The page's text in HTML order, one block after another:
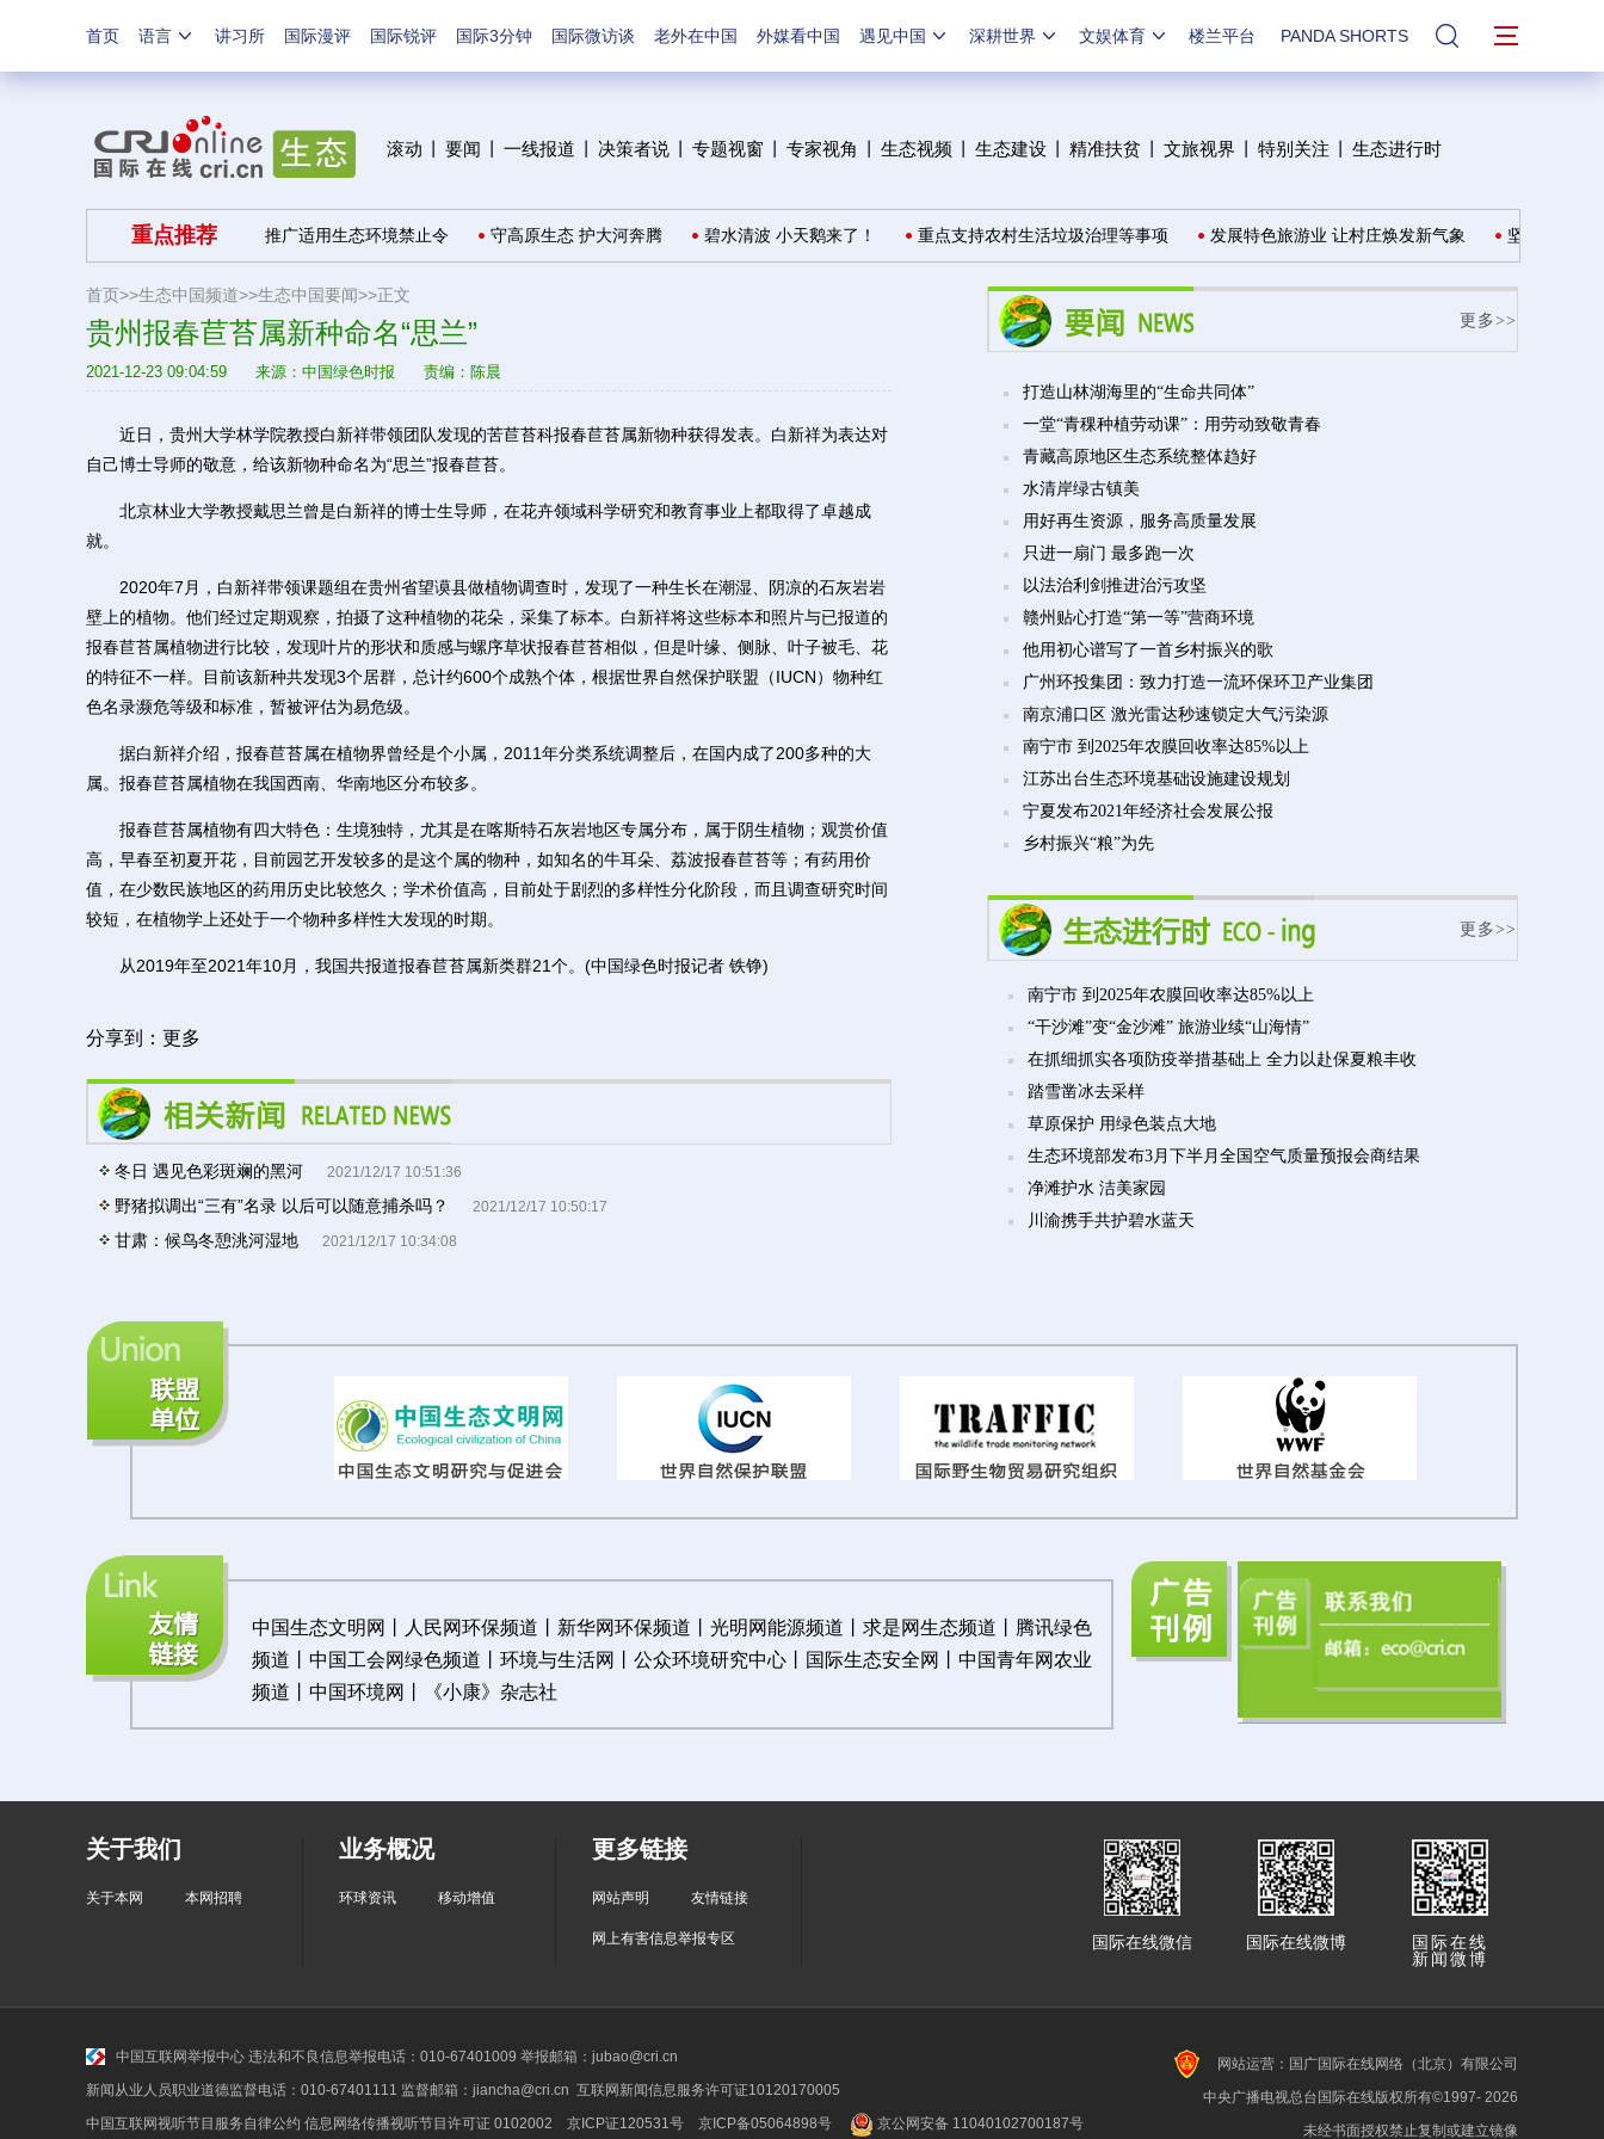
首页 语言 讲习所 国际漫评 国际锐评 国际3分钟 国际微访谈 老外在中国 外媒看中国 遇见中国 深耕世界 文娱体育 楼兰平台 PANDA SHORTS 站内搜索
滚动 要闻 一线报道 决策者说 专题视窗 专家视角 生态视频 生态建设 精准扶贫 文旅视界 特别关注 生态进行时
重点推荐
浙江与美好生活“美美与共” 推广适用生态环境禁止令 守高原生态 护大河奔腾 碧水清波 小天鹅来了！ 重点支持农村生活垃圾治理等事项 发展特色旅游业 让村庄焕发新气象 坚决扛起森林
首页>>生态中国频道>>生态中国要闻>>正文
贵州报春苣苔属新种命名“思兰”
2021-12-23 09:04:59 来源： 中国绿色时报 责编：陈晨
近日，贵州大学林学院教授白新祥带领团队发现的苦苣苔科报春苣苔属新物种获得发表。白新祥为表达对
自己博士导师的敬意，给该新物种命名为“思兰”报春苣苔。
北京林业大学教授戴思兰曾是白新祥的博士生导师，在花卉领域科学研究和教育事业上都取得了卓越成
就。
2020年7月，白新祥带领课题组在贵州省望谟县做植物调查时，发现了一种生长在潮湿、阴凉的石灰岩岩
壁上的植物。他们经过定期观察，拍摄了这种植物的花朵，采集了标本。白新祥将这些标本和照片与已报道的
报春苣苔属植物进行比较，发现叶片的形状和质感与螺序草状报春苣苔相似，但是叶缘、侧脉、叶子被毛、花
的特征不一样。目前该新种共发现3个居群，总计约600个成熟个体，根据世界自然保护联盟（IUCN）物种红
色名录濒危等级和标准，暂被评估为易危级。
据白新祥介绍，报春苣苔属在植物界曾经是个小属，2011年分类系统调整后，在国内成了200多种的大
属。报春苣苔属植物在我国西南、华南地区分布较多。
报春苣苔属植物有四大特色：生境独特，尤其是在喀斯特石灰岩地区专属分布，属于阴生植物；观赏价值
高，早春至初夏开花，目前园艺开发较多的是这个属的物种，如知名的牛耳朵、荔波报春苣苔等；有药用价
值，在少数民族地区的药用历史比较悠久；学术价值高，目前处于剧烈的多样性分化阶段，而且调查研究时间
较短，在植物学上还处于一个物种多样性大发现的时期。
从2019年至2021年10月，我国共报道报春苣苔属新类群21个。(中国绿色时报记者 铁铮)
分享到： 更多
冬日 遇见色彩斑斓的黑河 2021/12/17 10:51:36
野猪拟调出“三有”名录 以后可以随意捕杀吗？ 2021/12/17 10:50:17
甘肃：候鸟冬憩洮河湿地 2021/12/17 10:34:08
更多>>
打造山林湖海里的“生命共同体”
一堂“青稞种植劳动课”：用劳动致敬青春
青藏高原地区生态系统整体趋好
水清岸绿古镇美
用好再生资源，服务高质量发展
只进一扇门 最多跑一次
以法治利剑推进治污攻坚
赣州贴心打造“第一等”营商环境
他用初心谱写了一首乡村振兴的歌
广州环投集团：致力打造一流环保环卫产业集团
南京浦口区 激光雷达秒速锁定大气污染源
南宁市 到2025年农膜回收率达85%以上
江苏出台生态环境基础设施建设规划
宁夏发布2021年经济社会发展公报
乡村振兴“粮”为先
更多>>
南宁市 到2025年农膜回收率达85%以上
“干沙滩”变“金沙滩” 旅游业续“山海情”
在抓细抓实各项防疫举措基础上 全力以赴保夏粮丰收
踏雪凿冰去采样
草原保护 用绿色装点大地
生态环境部发布3月下半月全国空气质量预报会商结果
净滩护水 洁美家园
川渝携手共护碧水蓝天
中国生态文明网 人民网环保频道 新华网环保频道 光明网能源频道 求是网生态频道
腾讯绿色
频道
中国工会网绿色频道 环境与生活网 公众环境研究中心 国际生态安全网
中国青年网农业
频道
中国环境网 丨《小康》杂志社
关于我们
关于本网 本网招聘
业务概况
环球资讯 移动增值
更多链接
网站声明 友情链接
网上有害信息举报专区
国际在线
新闻微博
国际在线微博
国际在线微信
中国互联网举报中心 违法和不良信息举报电话：010-67401009 举报邮箱：jubao@cri.cn
新闻从业人员职业道德监督电话：010-67401111 监督邮箱：jiancha@cri.cn 互联网新闻信息服务许可证10120170005
中国互联网视听节目服务自律公约 信息网络传播视听节目许可证 0102002 京ICP证120531号 京ICP备05064898号 京公网安备 11040102700187号
网站运营：国广国际在线网络（北京）有限公司
中央广播电视总台国际在线版权所有©1997- 2026
未经书面授权禁止复制或建立镜像